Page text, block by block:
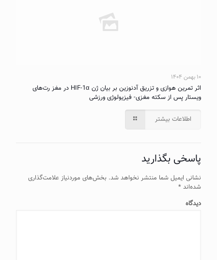
۱۰ بهمن ۱۴۰۴
اثر تمرین هوازی و تزریق آدنوزین بر بیان ژن HIF-1α در مغز رت‌های
ویستار پس از سکته مغزی- فیزیولوژی ورزشی
اطلاعات بیشتر
پاسخی بگذارید
نشانی ایمیل شما منتشر نخواهد شد. بخش‌های موردنیاز علامت‌گذاری
شده‌اند *
دیدگاه